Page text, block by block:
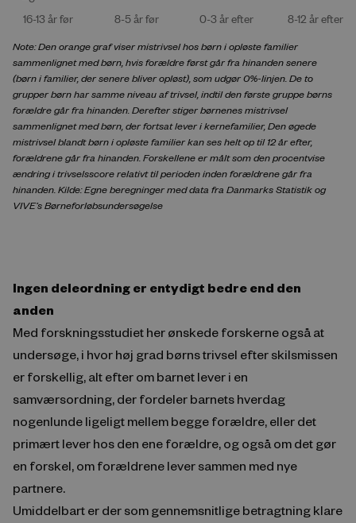
Note: Den orange graf viser mistrivsel hos børn i opløste familier
sammenlignet med børn, hvis forældre først går fra hinanden senere
(børn i familier, der senere bliver opløst), som udgør 0%-linjen. De to
grupper børn har samme niveau af trivsel, indtil den første gruppe børns
forældre går fra hinanden. Derefter stiger børnenes mistrivsel
sammenlignet med børn, der fortsat lever i kernefamilier, Den øgede
mistrivsel blandt børn i opløste familier kan ses helt op til 12 år efter,
forældrene går fra hinanden. Forskellene er målt som den procentvise
ændring i trivselsscore relativt til perioden inden forældrene går fra
hinanden. Kilde: Egne beregninger med data fra Danmarks Statistik og
VIVE’s Børneforløbsundersøgelse
Ingen deleordning er entydigt bedre end den
anden
Med forskningsstudiet her ønskede forskerne også at
undersøge, i hvor høj grad børns trivsel efter skilsmissen
er forskellig, alt efter om barnet lever i en
samværsordning, der fordeler barnets hverdag
nogenlunde ligeligt mellem begge forældre, eller det
primært lever hos den ene forældre, og også om det gør
en forskel, om forældrene lever sammen med nye
partnere.
Umiddelbart er der som gennemsnitlige betragtning klare